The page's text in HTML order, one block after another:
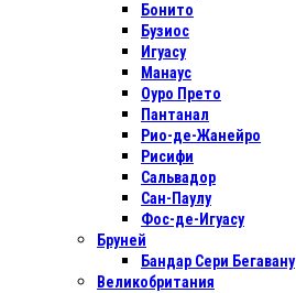
Бонито
Бузиос
Игуасу
Манаус
Оуро Прето
Пантанал
Рио-де-Жанейро
Рисифи
Сальвадор
Сан-Паулу
Фос-де-Игуасу
Бруней
Бандар Сери Бегавану
Великобритания